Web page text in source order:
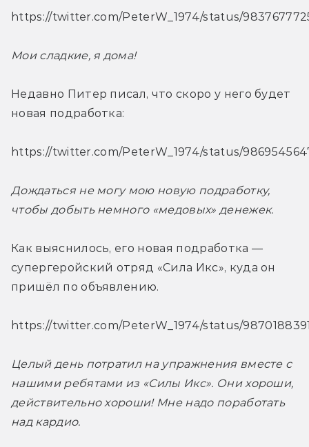
https://twitter.com/PeterW_1974/status/
Мои сладкие, я дома!
Недавно Питер писал, что скоро у него будет
новая подработка:
https://twitter.com/PeterW_1974/status/
Дождаться не могу мою новую подработку,
чтобы добыть немного «медовых» денежек.
Как выяснилось, его новая подработка —
супергеройский отряд «Сила Икс», куда он
пришёл по объявлению.
https://twitter.com/PeterW_1974/status/
Целый день потратил на упражнения вместе с
нашими ребятами из «Силы Икс». Они хороши,
действительно хороши! Мне надо поработать
над кардио.